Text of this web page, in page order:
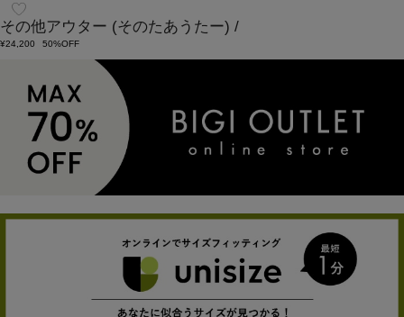
その他アウター (そのたあうたー) /
¥24,200 50%OFF